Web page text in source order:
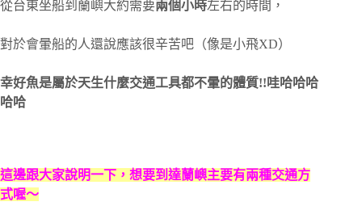
從台東坐船到蘭嶼大約需要兩個小時左右的時間，
對於會暈船的人還說應該很辛苦吧（像是小飛XD）
幸好魚是屬於天生什麼交通工具都不暈的體質!!哇哈哈哈
哈哈
這邊跟大家說明一下，想要到達蘭嶼主要有兩種交通方
式喔～